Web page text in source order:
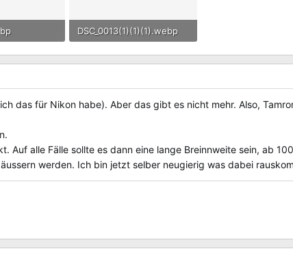
5
DSC_0013(1)(1)(1).webp
330.1 KB · Aufrufe: 5
das für Nikon habe). Aber das gibt es nicht mehr. Also,
Auf alle Fälle sollte es dann eine lange Breinnweite sein, ab
werden. Ich bin jetzt selber neugierig was dabei